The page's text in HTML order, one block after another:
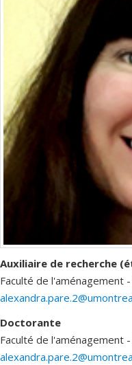
Auxiliaire de recherche
Faculté de l'aménagement
Doctorante
Faculté de l'aménagement